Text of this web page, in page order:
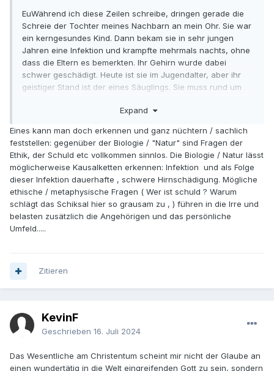
EuWährend ich diese Zeilen schreibe, dringen gerade die
Schreie der Tochter meines Nachbarn an mein Ohr. Sie war
ein kerngesundes Kind. Dann bekam sie in sehr jungen
Jahren eine Infektion und krampfte mehrmals nachts, ohne
dass die Eltern es bemerkten. Ihr Gehirn wurde dabei
schwer geschädigt. Heute ist sie im Jugendalter, aber ihr
geistiger Stand ist der eines Säuglings. Sie muss rund um
Was hat diese Familie denn verbrochen? Das sind richtig
hilfsbereit…
Haben sie so ein Schicksal verdient?
Expand
Eines kann man doch erkennen und ganz nüchtern / sachlich
feststellen: gegenüber der Biologie / "Natur" sind Fragen der
Ethik, der Schuld etc vollkommen sinnlos. Die Biologie / Natur lässt
möglicherweise Kausalketten erkennen: Infektion und als Folge
dieser Infektion dauerhafte , schwere Hirnschädigung. Mögliche
ethische / metaphysische Fragen ( Wer ist schuld ? Warum
schlägt das Schiksal hier so grausam zu , ) führen in die Irre und
belasten zusätzlich die Angehörigen und das persönliche
Umfeld.....
Zitieren
KevinF
Geschrieben 16. Juli 2024
Das Wesentliche am Christentum scheint mir nicht der Glaube an
einen wundertätig in die Welt eingreifenden Gott zu sein, sondern